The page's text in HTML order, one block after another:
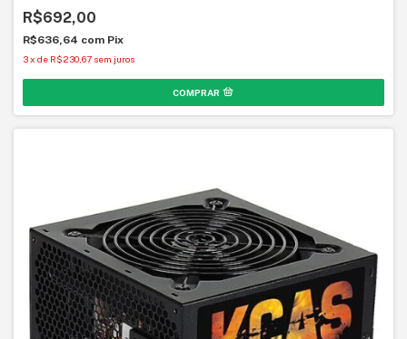
R$692,00
R$636,64 com Pix
3x de R$230,67 sem juros